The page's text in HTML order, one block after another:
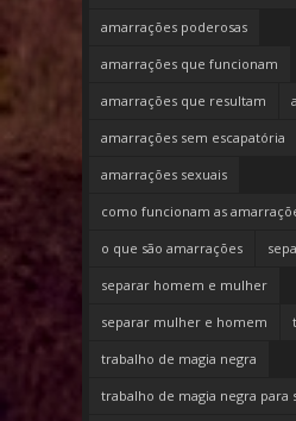
amarrações poderosas
amarrações que funcionam
amarrações que resultam
amarrações sem escapatória
amarrações sexuais
como funcionam as
o que são amarrações
separar homem e mulher
separar mulher e homem
trabalho de magia negra
trabalho de magia negra para